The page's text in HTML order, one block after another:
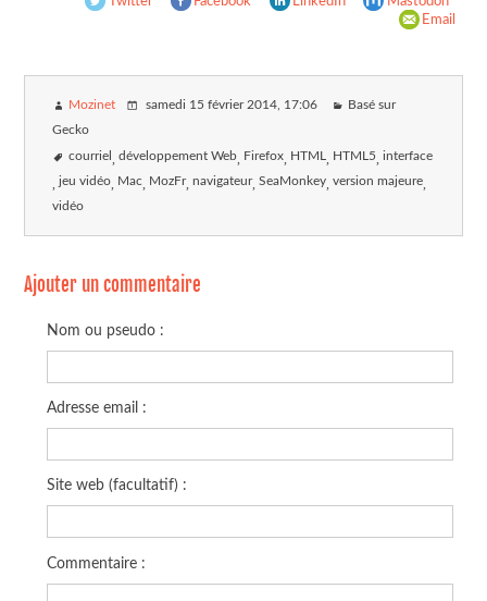
Email
Mozinet samedi 15 février 2014 , 17:06 Basé sur
Gecko
courriel développement Web Firefox HTML HTML5 interface
jeu vidéo Mac MozFr navigateur SeaMonkey version majeure
vidéo
Ajouter un commentaire
Nom ou pseudo :
Adresse email :
Site web (facultatif) :
Commentaire :